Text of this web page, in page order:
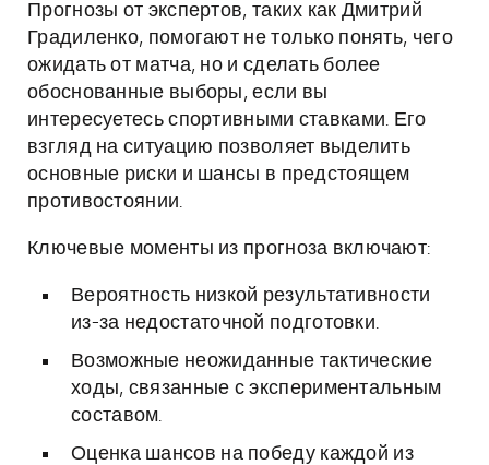
Прогнозы от экспертов, таких как Дмитрий
Градиленко, помогают не только понять, чего
ожидать от матча, но и сделать более
обоснованные выборы, если вы
интересуетесь спортивными ставками. Его
взгляд на ситуацию позволяет выделить
основные риски и шансы в предстоящем
противостоянии.
Ключевые моменты из прогноза включают:
Вероятность низкой результативности
из-за недостаточной подготовки.
Возможные неожиданные тактические
ходы, связанные с экспериментальным
составом.
Оценка шансов на победу каждой из